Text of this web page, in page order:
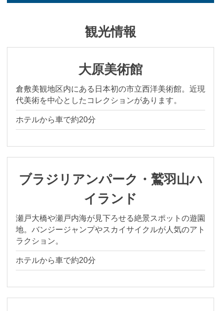
※You will be redirected to Choice Hotel International official
clicking each hotel name.
観光情報
大原美術館
倉敷美観地区内にある日本初の市立西洋美術館。近現
代美術を中心としたコレクションがあります。
ホテルから車で約20分
ブラジリアンパーク・鷲羽山ハ
イランド
瀬戸大橋や瀬戸内海が見下ろせる絶景スポットの遊園
地。バンジージャンプやスカイサイクルが人気のアト
ラクション。
ホテルから車で約20分